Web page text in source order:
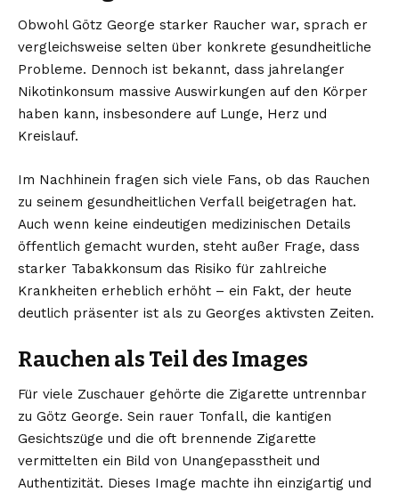
Obwohl Götz George starker Raucher war, sprach er
vergleichsweise selten über konkrete gesundheitliche
Probleme. Dennoch ist bekannt, dass jahrelanger
Nikotinkonsum massive Auswirkungen auf den Körper
haben kann, insbesondere auf Lunge, Herz und
Kreislauf.
Im Nachhinein fragen sich viele Fans, ob das Rauchen
zu seinem gesundheitlichen Verfall beigetragen hat.
Auch wenn keine eindeutigen medizinischen Details
öffentlich gemacht wurden, steht außer Frage, dass
starker Tabakkonsum das Risiko für zahlreiche
Krankheiten erheblich erhöht – ein Fakt, der heute
deutlich präsenter ist als zu Georges aktivsten Zeiten.
Rauchen als Teil des Images
Für viele Zuschauer gehörte die Zigarette untrennbar
zu Götz George. Sein rauer Tonfall, die kantigen
Gesichtszüge und die oft brennende Zigarette
vermittelten ein Bild von Unangepasstheit und
Authentizität. Dieses Image machte ihn einzigartig und